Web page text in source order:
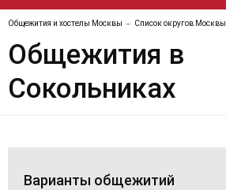
Общежития и хостелы Москвы Список округов Москвы
Общежития в
Сокольниках
Варианты общежитий